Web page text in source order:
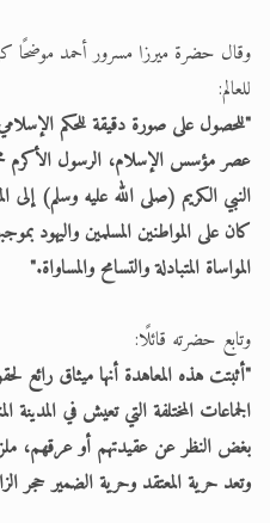
وقال حضرة ميرزا مسرور أحمد موضحًا
للعالم:
"للحصول على صورة دقيقة للحكم
عصر مؤسس الإسلام، الرسول الأكرم
النبي الكريم (صلى الله عليه وسلم) إلى
كان على المواطنين المسلمين واليهود
المواساة المتبادلة والتسامح والمساواة."
وتابع حضرته قائلًا:
"أثبتت هذه المعاهدة أنها ميثاق رائع
الجماعات المختلفة التي تعيش في
بغض النظر عن عقيدتهم أو عرقهم،
وتعد حرية المعتقد وحرية الضمير حجر